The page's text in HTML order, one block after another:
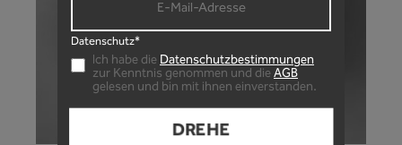
Datenschutz*
Ich habe die Datenschutzbestimmungen
zur Kenntnis genommen und die AGB
gelesen und bin mit ihnen einverstanden.
DREHE